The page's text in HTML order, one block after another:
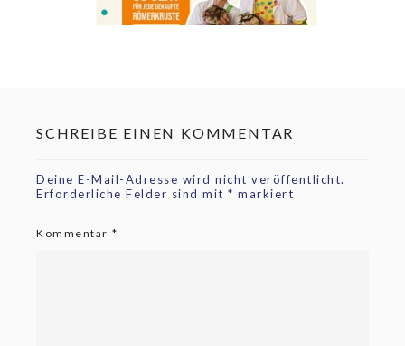
SCHREIBE EINEN KOMMENTAR
Deine E-Mail-Adresse wird nicht veröffentlicht.
Erforderliche Felder sind mit * markiert
Kommentar *